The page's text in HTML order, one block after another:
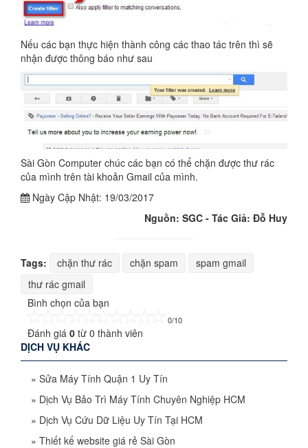
Nếu các bạn thực hiện thành công các thao tác trên thì sẽ
nhận được thông báo như sau
Sài Gòn Computer chúc các bạn có thể chặn được thư rác
của mình trên tài khoản Gmail của mình.
Ngày Cập Nhật: 19/03/2017
Nguồn: SGC - Tác Giả: Đỗ Huy
Tags: chặn thư rác chặn spam
spam gmail
thư rác gmail
Bình chọn của bạn
0/10
Đánh giá 0 từ 0 thành viên
DỊCH VỤ KHÁC
» Sửa Máy Tính Quận 1 Uy Tín
» Dịch Vụ Bảo Trì Máy Tính Chuyên Nghiệp HCM
» Dịch Vụ Cứu Dữ Liệu Uy Tín Tại HCM
» Thiết kế website giá rẻ Sài Gòn